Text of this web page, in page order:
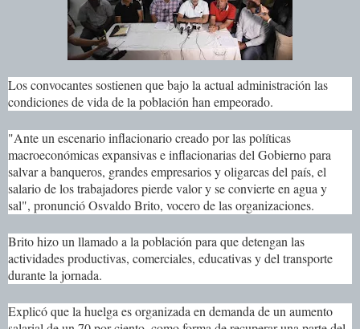
Los convocantes sostienen que bajo la actual administración las
condiciones de vida de la población han empeorado.
"Ante un escenario inflacionario creado por las políticas
macroeconómicas expansivas e inflacionarias del Gobierno para
salvar a banqueros, grandes empresarios y oligarcas del país, el
salario de los trabajadores pierde valor y se convierte en agua y
sal", pronunció Osvaldo Brito, vocero de las organizaciones.
Brito hizo un llamado a la población para que detengan las
actividades productivas, comerciales, educativas y del transporte
durante la jornada.
Explicó que la huelga es organizada en demanda de un aumento